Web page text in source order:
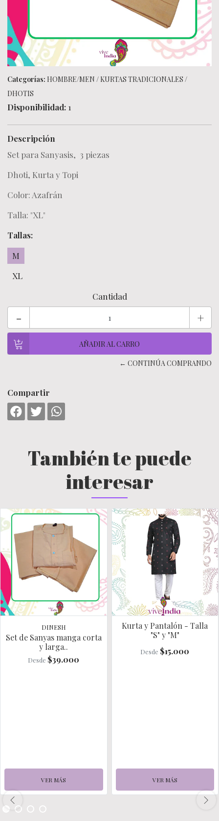
Categorías: HOMBRE/MEN /KURTAS TRADICIONALES /
DHOTIS
Disponibilidad: 1
Descripción
Set para Sanyasis, 3 piezas
Dhoti, Kurta y Topi
Color: Azafrán
Talla: "XL"
Tallas:
M
XL
Cantidad
- +
← CONTINÚA COMPRANDO
Compartir
También te puede
interesar
DINESH
Set de Sanyas manga corta
y larga..
Desde $39.000
VER MÁS
Kurta y Pantalón - Talla
"S" y "M"
Desde $15.000
VER MÁS